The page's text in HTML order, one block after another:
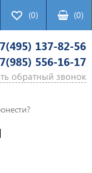
(0) (0)
137-82-56
556-16-17
обратный звонок